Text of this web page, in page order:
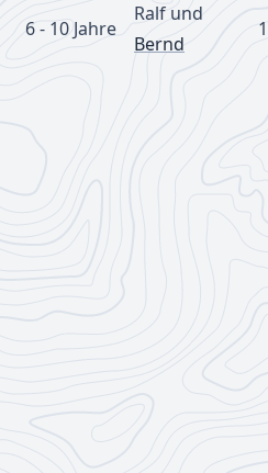
6 - 10 Jahre
Ralf und
Bernd